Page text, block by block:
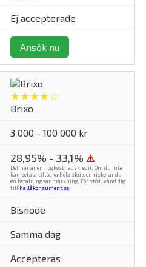
Ej accepterade
Ansök nu
★★★★☆
Brixo
3 000 - 100 000 kr
28,95% - 33,1% ⚠
Det här är en högkostnadskredit. Om du inte
kan betala tillbaka hela skulden riskerar du
en betalningsanmärkning. För stöd, vänd dig
till hallåkonsument.se
Bisnode
Samma dag
Accepteras